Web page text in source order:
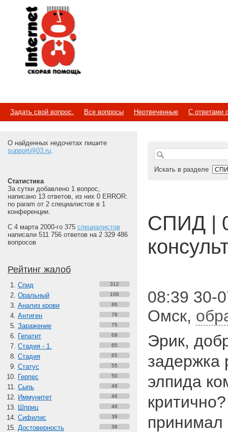
Internet
Скорая помощь
Задать свой вопрос. Все вопросы Неотвеченные С ответами
О найденных недочетах пишите
support@03.ru.
Статистика
За сутки добавлено 1 вопрос,
написано 13 ответов, из них 0 ERROR:
no param от 2 специалистов в 1
конференции.
С 4 марта 2000-го 375 специалистов
написали 511 756 ответов на 2 329 486
вопросов
Рейтинг жалоб
Спид 312
Оральный 106
Анализ крови 86
Антиген 78
Заражение 75
Гепатит 69
Стадия - 1. 65
Стадия 65
Статус 55
Герпес 50
Сыпь 48
Иммунитет 46
Шприц 46
Сифилис 39
Достоверность 38
Искать в разделе
СПИД |
08:39 30-
Омск,
Эрик,
задержка
элпида
принимал